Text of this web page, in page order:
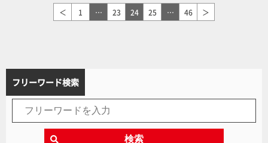
＜ 1 … 23 24 25 … 46 ＞
フリーワード検索
検索